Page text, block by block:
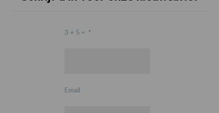
3 + 5 = *
Email